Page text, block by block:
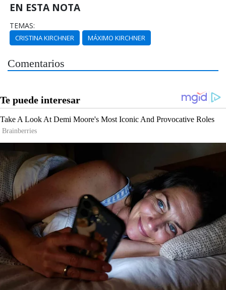
EN ESTA NOTA
TEMAS:
CRISTINA KIRCHNER MÁXIMO KIRCHNER
Comentarios